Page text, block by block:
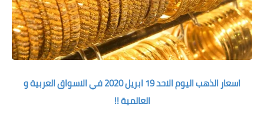
اسعار الذهب اليوم الاحد 19 ابريل 2020 في الاسواق العربية و
العالمية !!